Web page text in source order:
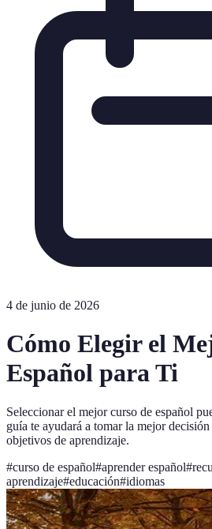
4 de junio de 2026
Cómo Elegir el
Español para Ti
Seleccionar el mejor curso de español
guía te ayudará a tomar la mejor
objetivos de aprendizaje.
#curso de español#aprender español#
aprendizaje#educación#idiomas